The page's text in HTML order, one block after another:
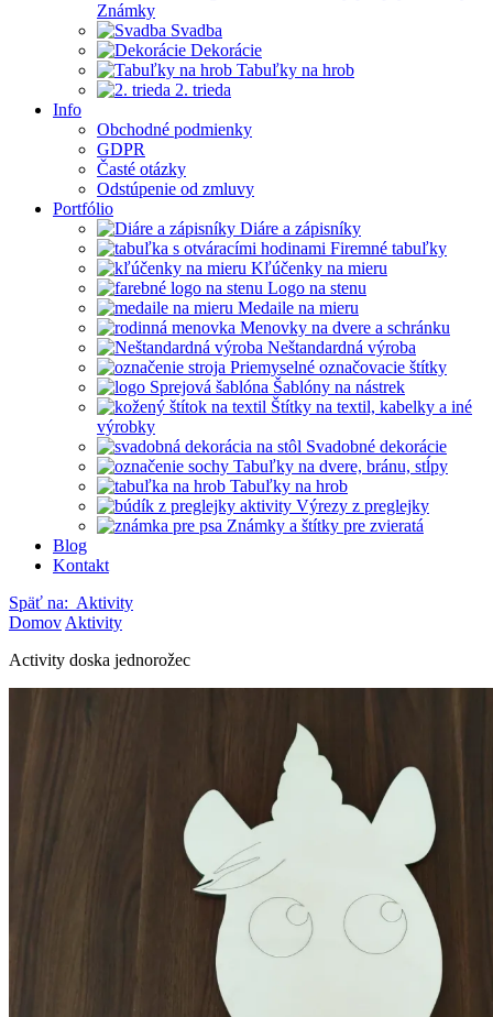
Známky
Svadba
Dekorácie
Tabuľky na hrob
2. trieda
Info
Obchodné podmienky
GDPR
Časté otázky
Odstúpenie od zmluvy
Portfólio
Diáre a zápisníky
Firemné tabuľky
Kľúčenky na mieru
Logo na stenu
Medaile na mieru
Menovky na dvere a schránku
Neštandardná výroba
Priemyselné označovacie štítky
Šablóny na nástrek
Štítky na textil, kabelky a iné
výrobky
Svadobné dekorácie
Tabuľky na dvere, bránu, stĺpy
Tabuľky na hrob
Výrezy z preglejky
Známky a štítky pre zvieratá
Blog
Kontakt
Späť na: Aktivity
Domov Aktivity
Activity doska jednorožec